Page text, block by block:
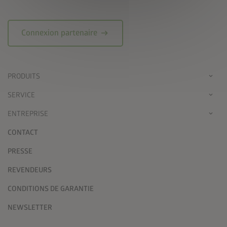
Connexion partenaire arrow_right_alt
PRODUITS
SERVICE
ENTREPRISE
CONTACT
PRESSE
REVENDEURS
CONDITIONS DE GARANTIE
NEWSLETTER